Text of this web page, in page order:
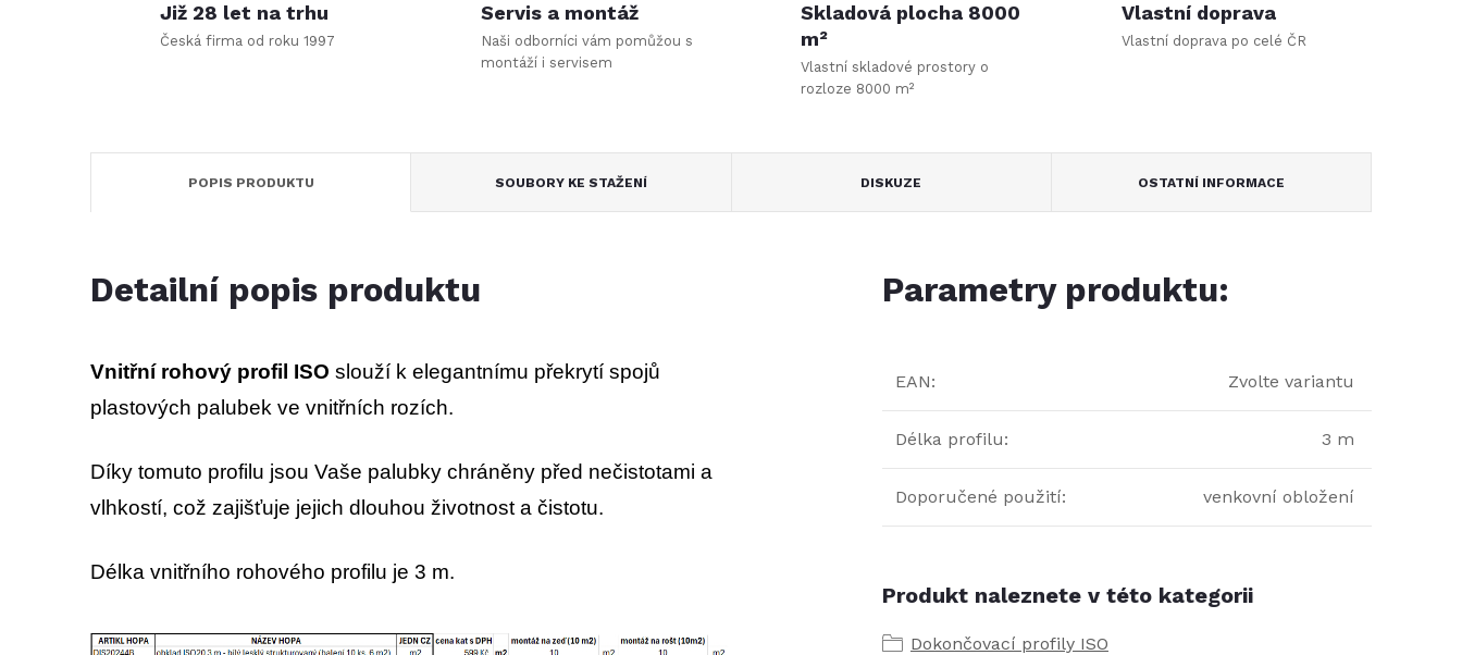
Již 28 let na trhu
Česká firma od roku 1997
Servis a montáž
Naši odborníci vám pomůžou s
montáží i servisem
Skladová plocha 8000
m²
Vlastní skladové prostory o
rozloze 8000 m²
Vlastní doprava
Vlastní doprava po celé ČR
POPIS PRODUKTU SOUBORY KE STAŽENÍ DISKUZE OSTATNÍ INFORMACE
Detailní popis produktu
Vnitřní rohový profil ISO slouží k elegantnímu překrytí spojů
plastových palubek ve vnitřních rozích.
Díky tomuto profilu jsou Vaše palubky chráněny před nečistotami a
vlhkostí, což zajišťuje jejich dlouhou životnost a čistotu.
Délka vnitřního rohového profilu je 3 m.
Parametry produktu:
EAN: Zvolte variantu
Délka profilu: 3 m
Doporučené použití: venkovní obložení
Produkt naleznete v této kategorii
Dokončovací profily ISO